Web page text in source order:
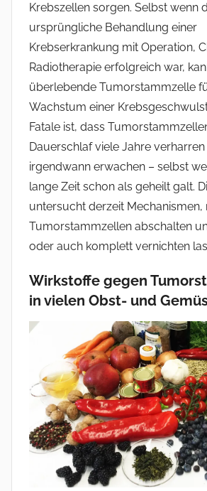
Krebszellen sorgen. Selbst wenn
ursprüngliche Behandlung einer
Krebserkrankung mit Operation,
Radiotherapie erfolgreich war,
überlebende Tumorstammzelle
Wachstum einer
Fatale ist, dass
Dauerschlaf viele Jahre
irgendwann erwachen – selbst
lange Zeit schon als geheilt galt.
untersucht derzeit Mechanismen,
Tumorstammzellen abschalten
oder auch komplett vernichten
Wirkstoffe gegen
in vielen Obst- und